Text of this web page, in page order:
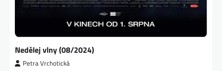
Nedělej vlny (08/2024)
Petra Vrchotická